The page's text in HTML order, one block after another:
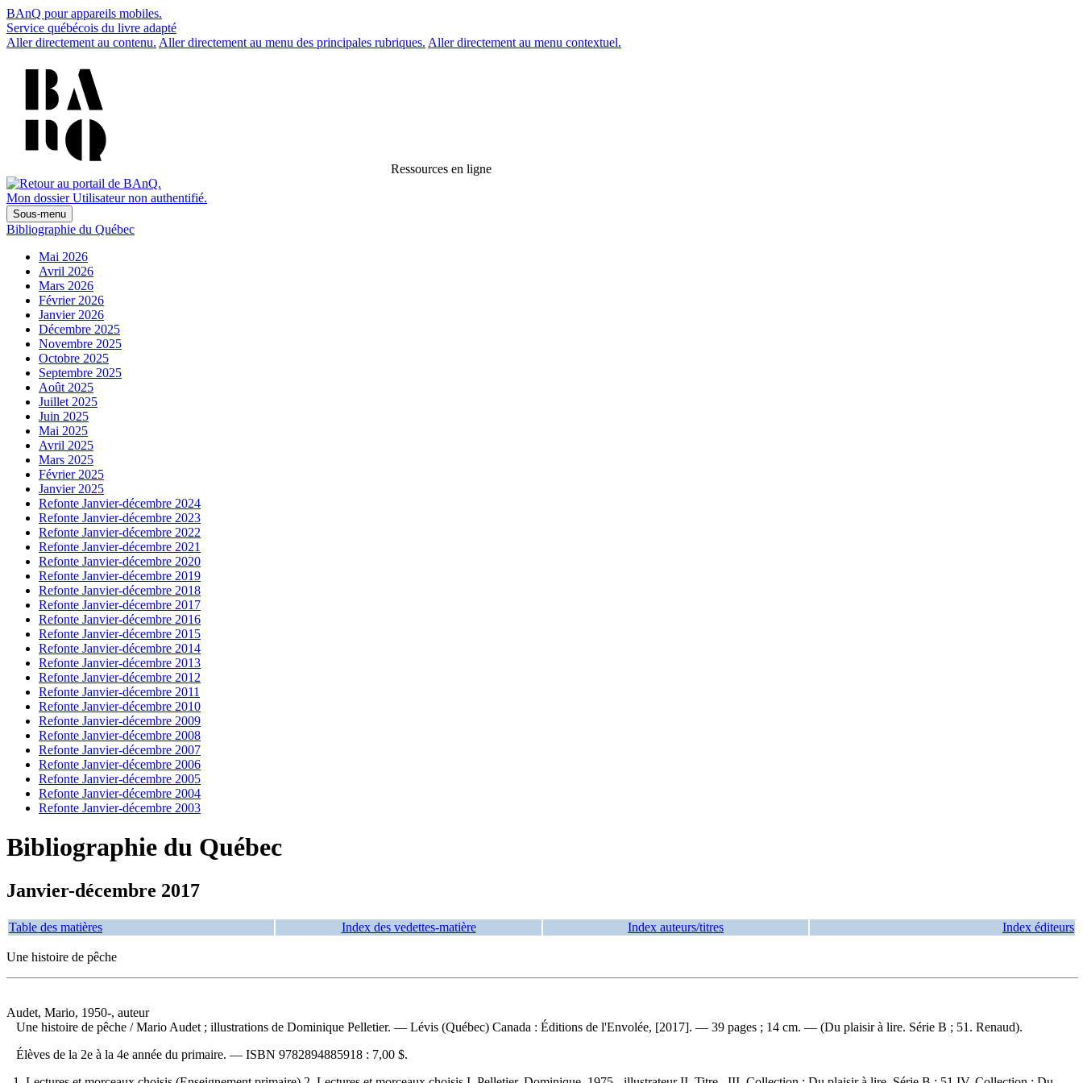
BAnQ pour appareils mobiles.
Service québécois du livre adapté
Aller directement au contenu. Aller directement au menu des principales rubriques. Aller directement au menu contextuel.
Ressources en ligne
Mon dossier Utilisateur non authentifié.
Sous-menu
Bibliographie du Québec
Mai 2026
Avril 2026
Mars 2026
Février 2026
Janvier 2026
Décembre 2025
Novembre 2025
Octobre 2025
Septembre 2025
Août 2025
Juillet 2025
Juin 2025
Mai 2025
Avril 2025
Mars 2025
Février 2025
Janvier 2025
Refonte Janvier-décembre 2024
Refonte Janvier-décembre 2023
Refonte Janvier-décembre 2022
Refonte Janvier-décembre 2021
Refonte Janvier-décembre 2020
Refonte Janvier-décembre 2019
Refonte Janvier-décembre 2018
Refonte Janvier-décembre 2017
Refonte Janvier-décembre 2016
Refonte Janvier-décembre 2015
Refonte Janvier-décembre 2014
Refonte Janvier-décembre 2013
Refonte Janvier-décembre 2012
Refonte Janvier-décembre 2011
Refonte Janvier-décembre 2010
Refonte Janvier-décembre 2009
Refonte Janvier-décembre 2008
Refonte Janvier-décembre 2007
Refonte Janvier-décembre 2006
Refonte Janvier-décembre 2005
Refonte Janvier-décembre 2004
Refonte Janvier-décembre 2003
Bibliographie du Québec
Janvier-décembre 2017
Table des matières Index des vedettes-matière Index auteurs/titres Index éditeurs
Une histoire de pêche
Audet, Mario, 1950-, auteur
Une histoire de pêche / Mario Audet ; illustrations de Dominique Pelletier. — Lévis (Québec) Canada : Éditions de l'Envolée, [2017]. — 39 pages ; 14 cm. — (Du plaisir à lire. Série B ; 51. Renaud).
Élèves de la 2e à la 4e année du primaire. — ISBN 9782894885918 : 7,00 $.